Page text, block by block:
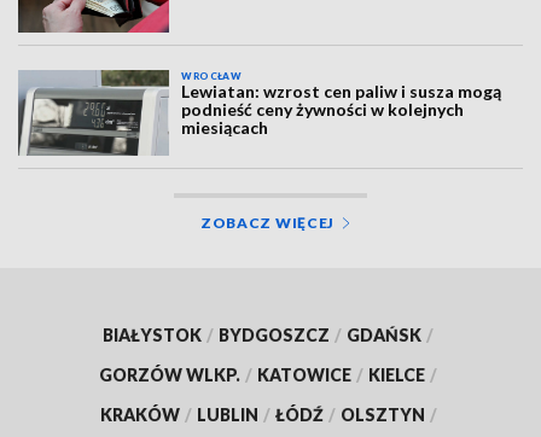
WROCŁAW
Lewiatan: wzrost cen paliw i susza mogą
podnieść ceny żywności w kolejnych
miesiącach
ZOBACZ WIĘCEJ
BIAŁYSTOK / BYDGOSZCZ / GDAŃSK /
GORZÓW WLKP. / KATOWICE / KIELCE /
KRAKÓW / LUBLIN / ŁÓDŹ / OLSZTYN /